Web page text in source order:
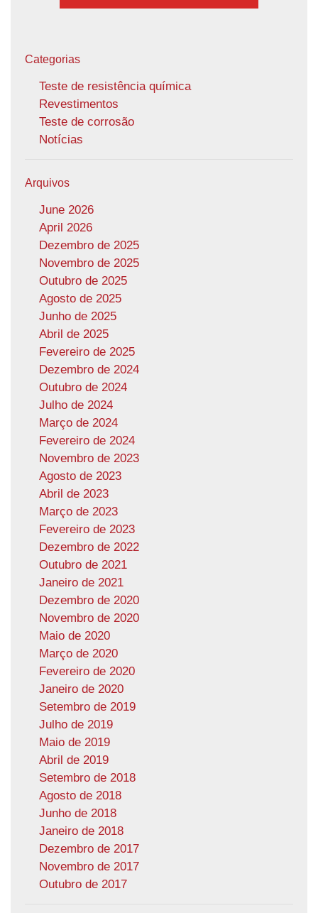
Categorias
Teste de resistência química
Revestimentos
Teste de corrosão
Notícias
Arquivos
June 2026
April 2026
Dezembro de 2025
Novembro de 2025
Outubro de 2025
Agosto de 2025
Junho de 2025
Abril de 2025
Fevereiro de 2025
Dezembro de 2024
Outubro de 2024
Julho de 2024
Março de 2024
Fevereiro de 2024
Novembro de 2023
Agosto de 2023
Abril de 2023
Março de 2023
Fevereiro de 2023
Dezembro de 2022
Outubro de 2021
Janeiro de 2021
Dezembro de 2020
Novembro de 2020
Maio de 2020
Março de 2020
Fevereiro de 2020
Janeiro de 2020
Setembro de 2019
Julho de 2019
Maio de 2019
Abril de 2019
Setembro de 2018
Agosto de 2018
Junho de 2018
Janeiro de 2018
Dezembro de 2017
Novembro de 2017
Outubro de 2017